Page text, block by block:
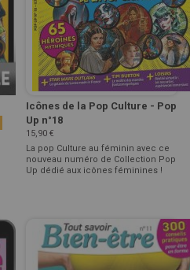
Icônes de la Pop Culture - Pop
Up n°18
15,90 €
La pop Culture au féminin avec ce
nouveau numéro de Collection Pop
Up dédié aux icônes féminines !